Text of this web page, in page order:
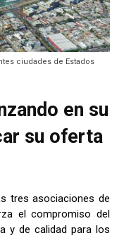
ciudades de Estados
en su
su oferta
tres asociaciones de
el compromiso del
y de calidad para los